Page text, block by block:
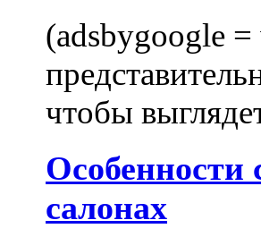
(adsbygoogle
чтобы
салонах